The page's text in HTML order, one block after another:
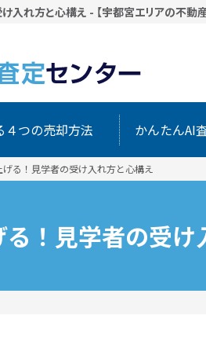
入れ方と心構え - 【宇都宮エリアの不動
４つの売却方法 かんたんAI
げる！見学者の受け入れ方と心構え
！見学者の受け